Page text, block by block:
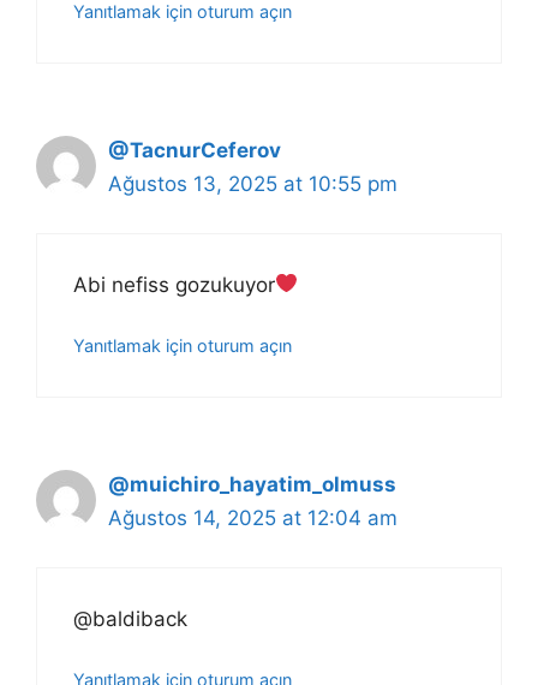
Yanıtlamak için oturum açın
@TacnurCeferov
Ağustos 13, 2025 at 10:55 pm
Abi nefiss gozukuyor
Yanıtlamak için oturum açın
@muichiro_hayatim_olmuss
Ağustos 14, 2025 at 12:04 am
@baldiback
Yanıtlamak için oturum açın